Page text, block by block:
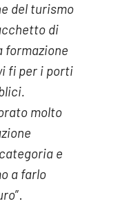
del turismo
di
formazione
fi per i porti
molto
e
a farlo
”.